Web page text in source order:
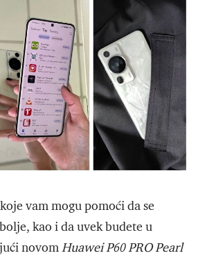
vam mogu pomoći da se
kao i da uvek budete u
novomHuawei P60 PRO Pearl